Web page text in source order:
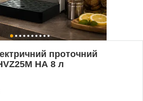
проточний
НА 8 л